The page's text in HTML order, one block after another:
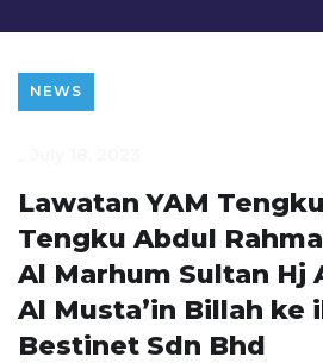
NEWS
Lawatan YAM
Tengku Abdul
Al Marhum Sultan Hj
Al Musta’in Billah ke
Bestinet Sdn Bhd